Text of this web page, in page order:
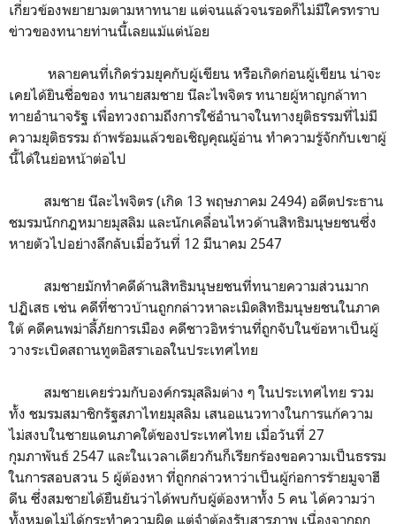
เกี่ยวข้องพยายามตามหาทนาย แต่จนแล้วจนรอดก็ไม่มีใครทราบ
ข่าวของทนายท่านนี้เลยแม้แต่น้อย
หลายคนที่เกิดร่วมยุคกับผู้เขียน หรือเกิดก่อนผู้เขียน น่าจะ
เคยได้ยินชื่อของ ทนายสมชาย นีละไพจิตร ทนายผู้หาญกล้าทา
ทายอำนาจรัฐ เพื่อทวงถามถึงการใช้อำนาจในทางยุติธรรมที่ไม่มี
ความยุติธรรม ถ้าพร้อมแล้วขอเชิญคุณผู้อ่าน ทำความรู้จักกับเขาผู้
นี้ได้ในย่อหน้าต่อไป
สมชาย นีละไพจิตร (เกิด 13 พฤษภาคม 2494) อดีตประธาน
ชมรมนักกฎหมายมุสลิม และนักเคลื่อนไหวด้านสิทธิมนุษยชนซึ่ง
หายตัวไปอย่างลึกลับเมื่อวันที่ 12 มีนาคม 2547
สมชายมักทำคดีด้านสิทธิมนุษยชนที่ทนายความส่วนมาก
ปฏิเสธ เช่น คดีที่ชาวบ้านถูกกล่าวหาละเมิดสิทธิมนุษยชนในภาค
ใต้ คดีคนพม่าลี้ภัยการเมือง คดีชาวอิหร่านที่ถูกจับในข้อหาเป็นผู้
วางระเบิดสถานทูตอิสราเอลในประเทศไทย
สมชายเคยร่วมกับองค์กรมุสลิมต่าง ๆ ในประเทศไทย รวม
ทั้ง ชมรมสมาชิกรัฐสภาไทยมุสลิม เสนอแนวทางในการแก้ความ
ไม่สงบในชายแดนภาคใต้ของประเทศไทย เมื่อวันที่ 27
กุมภาพันธ์ 2547 และในเวลาเดียวกันก็เรียกร้องขอความเป็นธรรม
ในการสอบสวน 5 ผู้ต้องหา ที่ถูกกล่าวหาว่าเป็นผู้ก่อการร้ายมูจาฮี
ดีน ซึ่งสมชายได้ยืนยันว่าได้พบกับผู้ต้องหาทั้ง 5 คน ได้ความว่า
ทั้งหมดไม่ได้กระทำความผิด แต่จำต้องรับสารภาพ เนื่องจากถูก